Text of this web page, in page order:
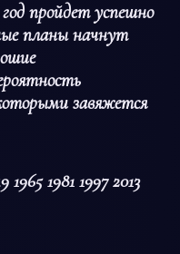
пройдет успешно
планы начнут
завяжется
1965 1981 1997 2013